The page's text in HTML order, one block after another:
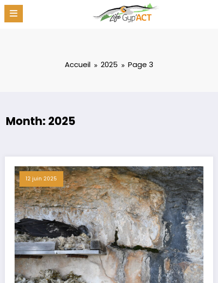
Aller
contenu
Accueil 2025 Page 3
Month: 2025
12 juin 2025